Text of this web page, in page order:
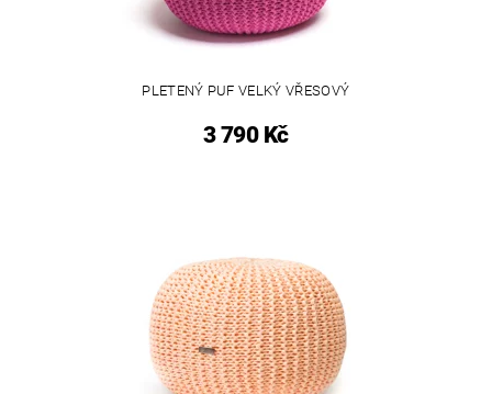
PLETENÝ PUF VELKÝ VŘESOVÝ
3 790 Kč